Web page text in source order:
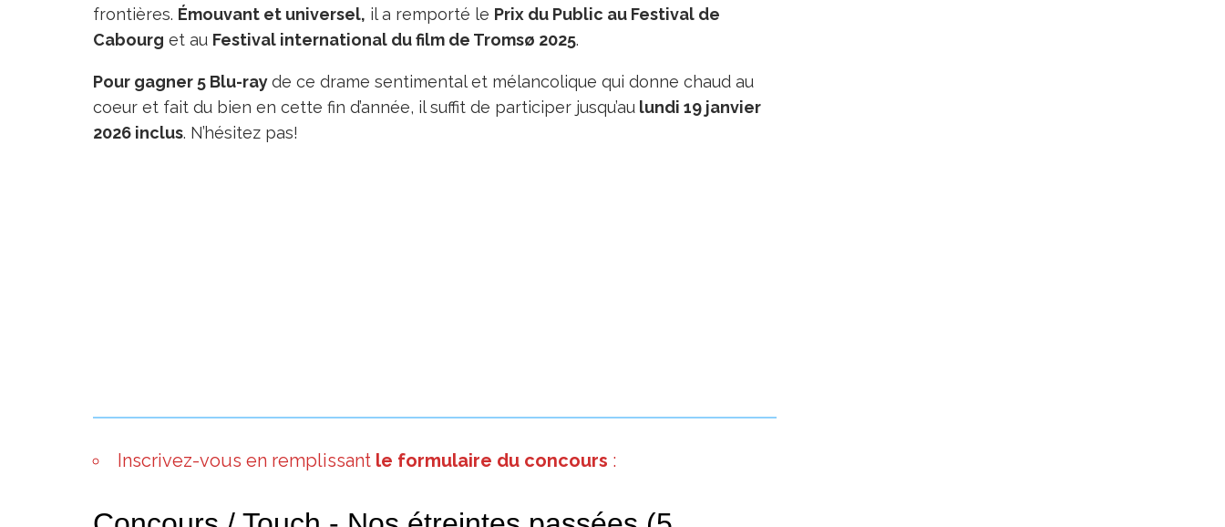
frontières. Émouvant et universel, il a remporté le Prix du Public au Festival de
Cabourg et au Festival international du film de Tromsø 2025.
Pour gagner 5 Blu-rayde ce drame sentimental et mélancolique qui donne chaud au
coeur et fait du bien en cette fin d’année, il suffit de participer jusqu’au lundi 19 janvier
2026 inclus. N’hésitez pas!
Inscrivez-vous en remplissant le formulaire du concours :